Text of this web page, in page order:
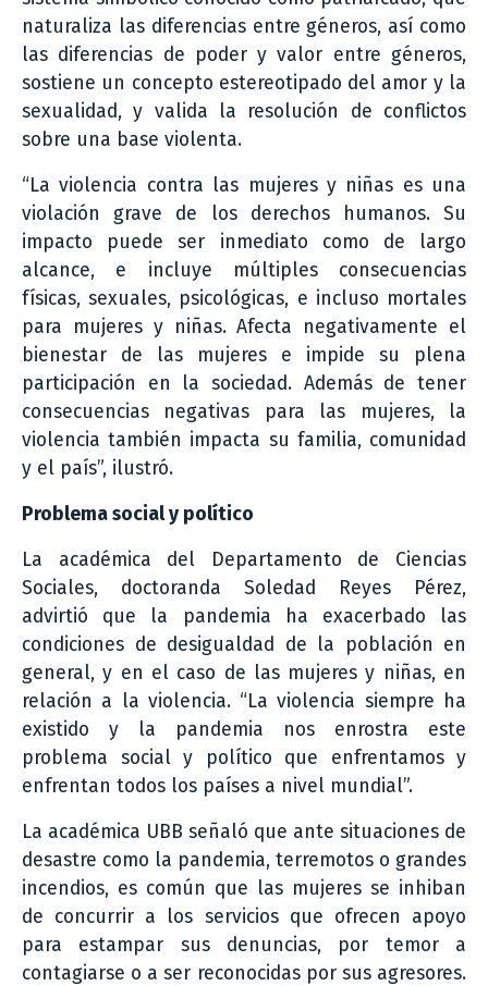
naturaliza las diferencias entre géneros, así como
las diferencias de poder y valor entre géneros,
sostiene un concepto estereotipado del amor y la
sexualidad, y valida la resolución de conflictos
sobre una base violenta.
“La violencia contra las mujeres y niñas es una
violación grave de los derechos humanos. Su
impacto puede ser inmediato como de largo
alcance, e incluye múltiples consecuencias
físicas, sexuales, psicológicas, e incluso mortales
para mujeres y niñas. Afecta negativamente el
bienestar de las mujeres e impide su plena
participación en la sociedad. Además de tener
consecuencias negativas para las mujeres, la
violencia también impacta su familia, comunidad
y el país”, ilustró.
Problema social y político
La académica del Departamento de Ciencias
Sociales, doctoranda Soledad Reyes Pérez,
advirtió que la pandemia ha exacerbado las
condiciones de desigualdad de la población en
general, y en el caso de las mujeres y niñas, en
relación a la violencia. “La violencia siempre ha
existido y la pandemia nos enrostra este
problema social y político que enfrentamos y
enfrentan todos los países a nivel mundial”.
La académica UBB señaló que ante situaciones de
desastre como la pandemia, terremotos o grandes
incendios, es común que las mujeres se inhiban
de concurrir a los servicios que ofrecen apoyo
para estampar sus denuncias, por temor a
contagiarse o a ser reconocidas por sus agresores.